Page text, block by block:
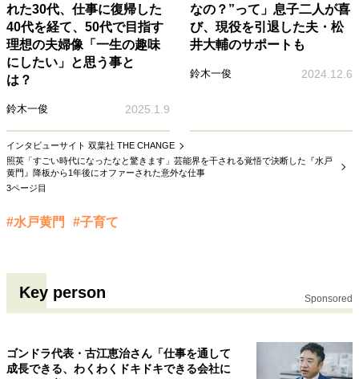
れた30代、仕事に復帰した
40代を経て、50代で目指す
理想の夫婦像「一生の趣味
にしたい」と思う事と
は？
鈴木一俊 2025.1.9
なの？”って」息子二人が喜
び、現役を引退した夫・松
井大輔のサポートも
鈴木一俊 2024.12.6
インタビューサイト 双葉社 THE CHANGE
照英「すごい時代になったなと驚きます」芸能界を干される覚悟で決断した『水戸
黄門』降板から1年後にオファーされた意外な仕事
3ページ目
#水戸黄門 #子育て
Key person Sponsored
ゴンドラ代表・古江恵治さん「仕事を通して
成長できる、わくわくドキドキできる会社に